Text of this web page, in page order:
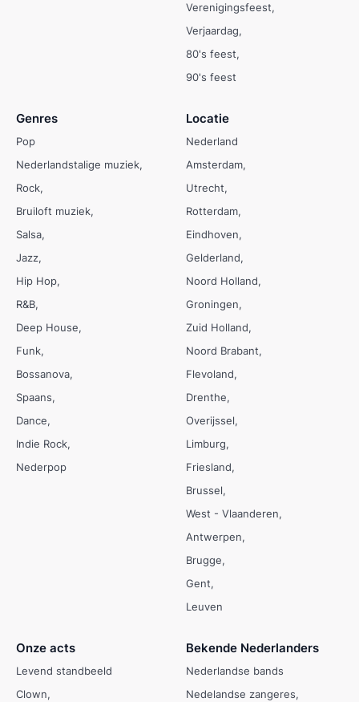
Verenigingsfeest
Verjaardag
80's feest
90's feest
Genres
Pop
Nederlandstalige muziek
Rock
Bruiloft muziek
Salsa
Jazz
Hip Hop
R&B
Deep House
Funk
Bossanova
Spaans
Dance
Indie Rock
Nederpop
Locatie
Nederland
Amsterdam
Utrecht
Rotterdam
Eindhoven
Gelderland
Noord Holland
Groningen
Zuid Holland
Noord Brabant
Flevoland
Drenthe
Overijssel
Limburg
Friesland
Brussel
West - Vlaanderen
Antwerpen
Brugge
Gent
Leuven
Onze acts
Levend standbeeld
Clown
Bekende Nederlanders
Nederlandse bands
Nedelandse zangeres